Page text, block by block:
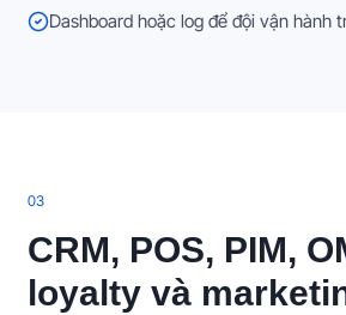
Dashboard hoặc log để đội vận hành
03
CRM, POS, PIM,
loyalty và